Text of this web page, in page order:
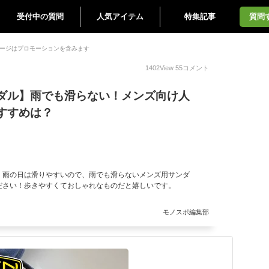
受付中の質問 人気アイテム 特集記事 質問
ジはプロモーションを含みます
1402View 55コメント
ル】雨でも滑らない！メンズ向け人
すめは？
の日は滑りやすいので、雨でも滑らないメンズ用サンダ
い！歩きやすくておしゃれなものだと嬉しいです。
モノスポ編集部